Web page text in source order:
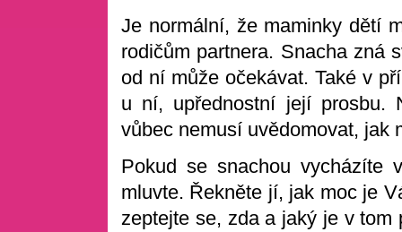
Je normální, že maminky dětí
rodičům partnera. Snacha zná
od ní může očekávat. Také v
u ní, upřednostní její prosbu.
vůbec nemusí uvědomovat, jak
Pokud se snachou vycházíte
mluvte. Řekněte jí, jak moc je
zeptejte se, zda a jaký je v tom